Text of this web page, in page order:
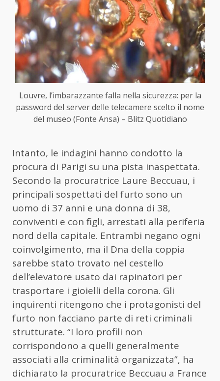
Louvre, l’imbarazzante falla nella sicurezza: per la
password del server delle telecamere scelto il nome
del museo (Fonte Ansa) – Blitz Quotidiano
Intanto, le indagini hanno condotto la
procura di Parigi su una pista inaspettata.
Secondo la procuratrice Laure Beccuau, i
principali sospettati del furto sono un
uomo di 37 anni e una donna di 38,
conviventi e con figli, arrestati alla periferia
nord della capitale. Entrambi negano ogni
coinvolgimento, ma il Dna della coppia
sarebbe stato trovato nel cestello
dell’elevatore usato dai rapinatori per
trasportare i gioielli della corona. Gli
inquirenti ritengono che i protagonisti del
furto non facciano parte di reti criminali
strutturate. “I loro profili non
corrispondono a quelli generalmente
associati alla criminalità organizzata”, ha
dichiarato la procuratrice Beccuau a France